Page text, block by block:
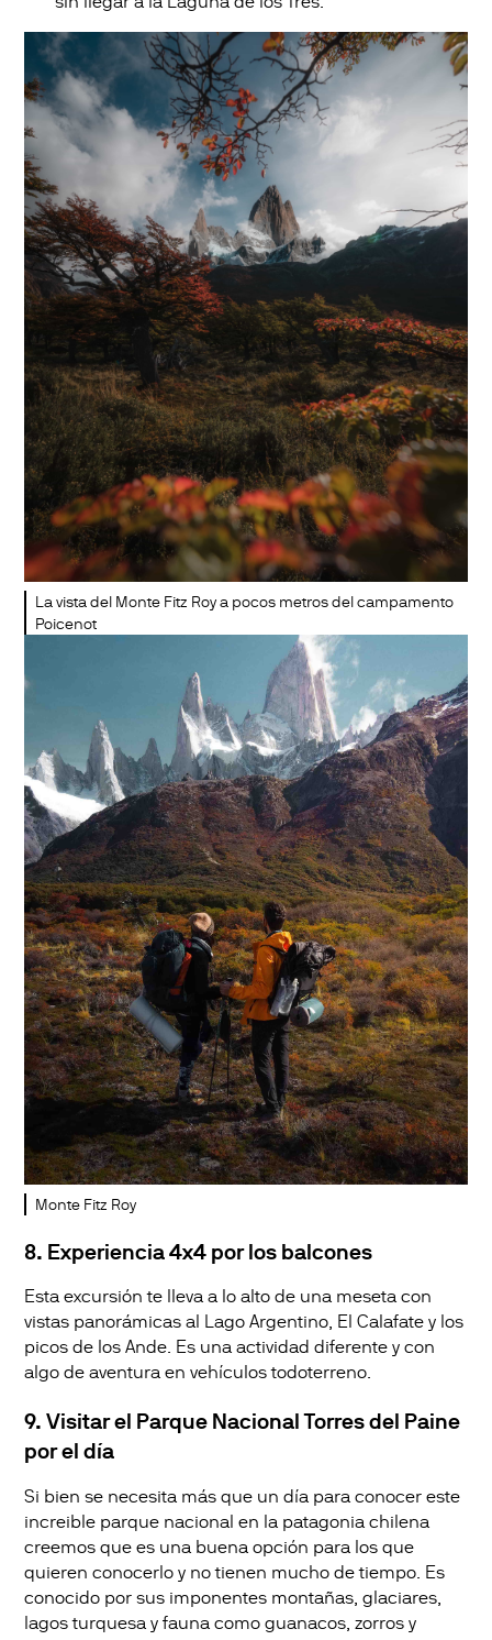
La vista del Monte Fitz Roy a pocos metros del campamento
Poicenot
Monte Fitz Roy
8. Experiencia 4x4 por los balcones
Esta excursión te lleva a lo alto de una meseta con
vistas panorámicas al Lago Argentino, El Calafate y los
picos de los Ande. Es una actividad diferente y con
algo de aventura en vehículos todoterreno.
9. Visitar el Parque Nacional Torres del Paine
por el día
Si bien se necesita más que un día para conocer este
increible parque nacional en la patagonia chilena
creemos que es una buena opción para los que
quieren conocerlo y no tienen mucho de tiempo. Es
conocido por sus imponentes montañas, glaciares,
lagos turquesa y fauna como guanacos, zorros y